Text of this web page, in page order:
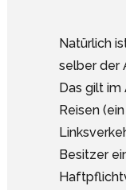
Natürlich
selber der
Das gilt
Reisen
Besitzer